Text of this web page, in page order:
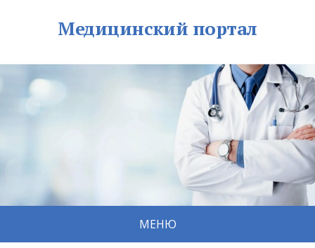
Медицинский портал
МЕНЮ